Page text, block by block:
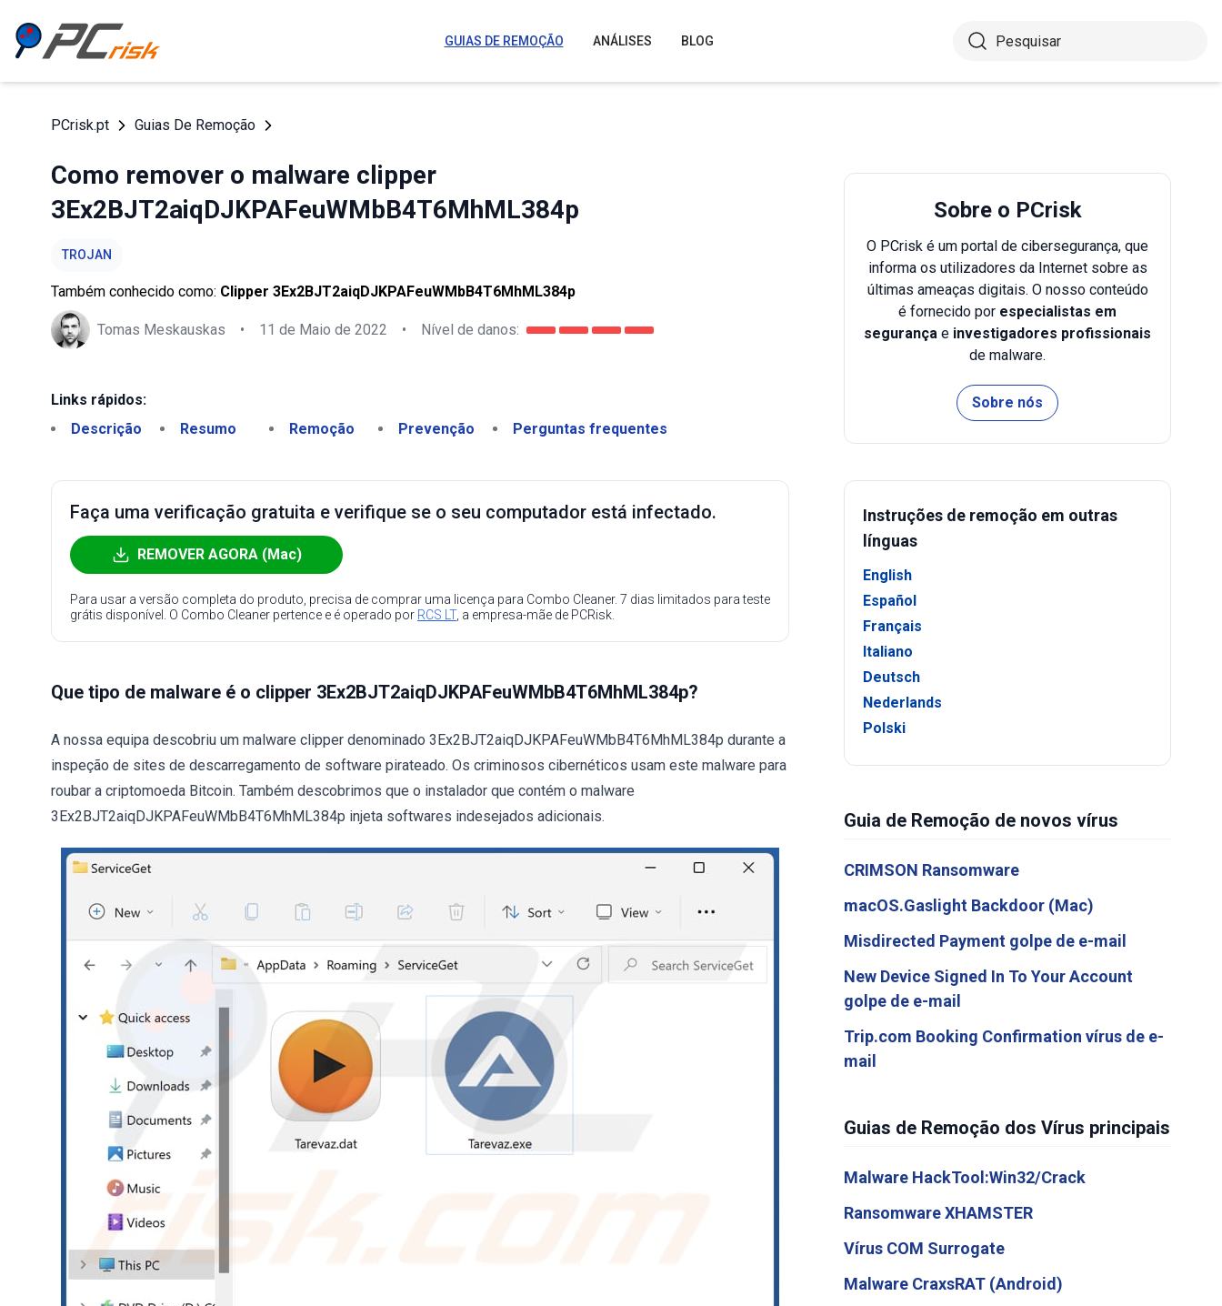
GUIAS DE REMOÇÃO ANÁLISES BLOG
PCrisk.pt Guias De Remoção
Como remover o malware clipper
3Ex2BJT2aiqDJKPAFeuWMbB4T6MhML384p
TROJAN
Também conhecido como: Clipper 3Ex2BJT2aiqDJKPAFeuWMbB4T6MhML384p
Tomas Meskauskas • 11 de Maio de 2022 • Nível de danos:
Links rápidos:
Descrição
Resumo Remoção Prevenção Perguntas frequentes
Faça uma verificação gratuita e verifique se o seu computador está infectado.
REMOVER AGORA (Mac)
Para usar a versão completa do produto, precisa de comprar uma licença para Combo Cleaner. 7 dias limitados para teste
grátis disponível. O Combo Cleaner pertence e é operado por RCS LT, a empresa-mãe de PCRisk.
Que tipo de malware é o clipper 3Ex2BJT2aiqDJKPAFeuWMbB4T6MhML384p?
A nossa equipa descobriu um malware clipper denominado 3Ex2BJT2aiqDJKPAFeuWMbB4T6MhML384p durante a
inspeção de sites de descarregamento de software pirateado. Os criminosos cibernéticos usam este malware para
roubar a criptomoeda Bitcoin. Também descobrimos que o instalador que contém o malware
3Ex2BJT2aiqDJKPAFeuWMbB4T6MhML384p injeta softwares indesejados adicionais.
Sobre o PCrisk
O PCrisk é um portal de cibersegurança, que
informa os utilizadores da Internet sobre as
últimas ameaças digitais. O nosso conteúdo
é fornecido por especialistas em
segurança e investigadores profissionais
de malware.
Sobre nós
Instruções de remoção em outras
línguas
English
Español
Français
Italiano
Deutsch
Nederlands
Polski
Guia de Remoção de novos vírus
CRIMSON Ransomware
macOS.Gaslight Backdoor (Mac)
Misdirected Payment golpe de e-mail
New Device Signed In To Your Account
golpe de e-mail
Trip.com Booking Confirmation vírus de e-
mail
Guias de Remoção dos Vírus principais
Malware HackTool:Win32/Crack
Ransomware XHAMSTER
Vírus COM Surrogate
Malware CraxsRAT (Android)